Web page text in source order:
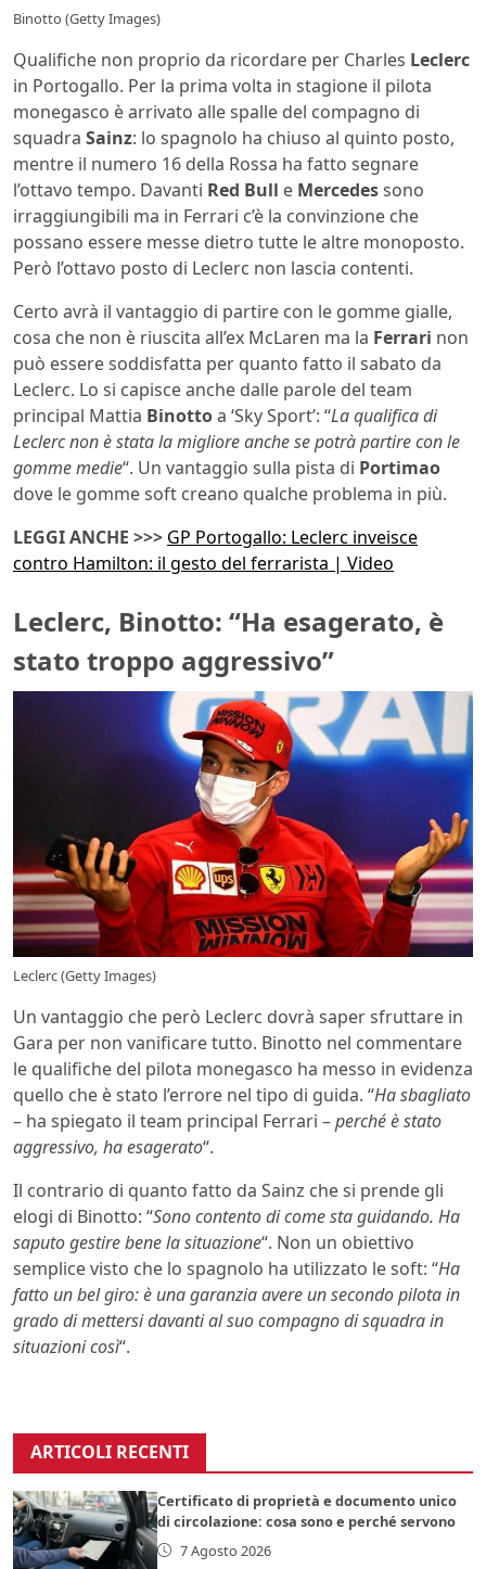
Binotto (Getty Images)
Qualifiche non proprio da ricordare per Charles Leclerc
in Portogallo. Per la prima volta in stagione il pilota
monegasco è arrivato alle spalle del compagno di
squadra Sainz: lo spagnolo ha chiuso al quinto posto,
mentre il numero 16 della Rossa ha fatto segnare
l’ottavo tempo. Davanti Red Bull e Mercedessono
irraggiungibili ma in Ferrari c’è la convinzione che
possano essere messe dietro tutte le altre monoposto.
Però l’ottavo posto di Leclerc non lascia contenti.
Certo avrà il vantaggio di partire con le gomme gialle,
cosa che non è riuscita all’ex McLaren ma la Ferrari non
può essere soddisfatta per quanto fatto il sabato da
Leclerc. Lo si capisce anche dalle parole del team
principal Mattia Binottoa ‘Sky Sport’: “La qualifica di
Leclerc non è stata la migliore anche se potrà partire con le
gomme medie“. Un vantaggio sulla pista di Portimao
dove le gomme soft creano qualche problema in più.
LEGGI ANCHE >>> GP Portogallo: Leclerc inveisce
contro Hamilton: il gesto del ferrarista | Video
Leclerc, Binotto: “Ha esagerato, è
stato troppo aggressivo”
Leclerc (Getty Images)
Un vantaggio che però Leclerc dovrà saper sfruttare in
Gara per non vanificare tutto. Binotto nel commentare
le qualifiche del pilota monegasco ha messo in evidenza
quello che è stato l’errore nel tipo di guida. “Ha sbagliato
– ha spiegato il team principal Ferrari –perché è stato
aggressivo, ha esagerato“.
Il contrario di quanto fatto da Sainz che si prende gli
elogi di Binotto: “Sono contento di come sta guidando. Ha
saputo gestire bene la situazione“. Non un obiettivo
semplice visto che lo spagnolo ha utilizzato le soft: “Ha
fatto un bel giro: è una garanzia avere un secondo pilota in
grado di mettersi davanti al suo compagno di squadra in
situazioni così“.
ARTICOLI RECENTI
Certificato di proprietà e documento unico
di circolazione: cosa sono e perché servono
7 Agosto 2026